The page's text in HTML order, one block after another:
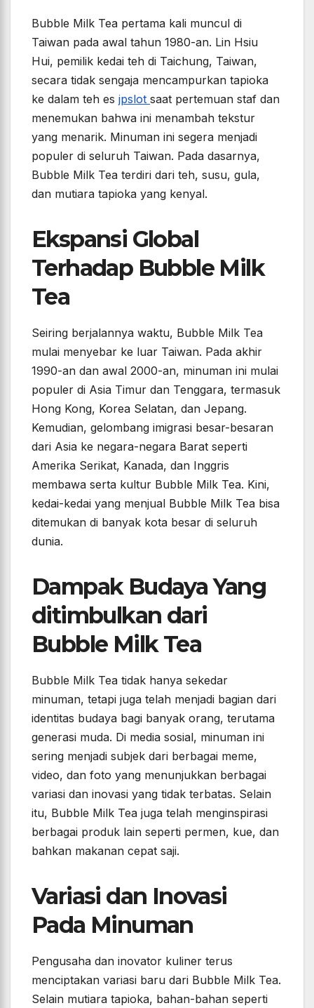
Bubble Milk Tea pertama kali muncul di
Taiwan pada awal tahun 1980-an. Lin Hsiu
Hui, pemilik kedai teh di Taichung, Taiwan,
secara tidak sengaja mencampurkan tapioka
ke dalam teh es jpslot saat pertemuan staf dan
menemukan bahwa ini menambah tekstur
yang menarik. Minuman ini segera menjadi
populer di seluruh Taiwan. Pada dasarnya,
Bubble Milk Tea terdiri dari teh, susu, gula,
dan mutiara tapioka yang kenyal.
Ekspansi Global
Terhadap Bubble Milk
Tea
Seiring berjalannya waktu, Bubble Milk Tea
mulai menyebar ke luar Taiwan. Pada akhir
1990-an dan awal 2000-an, minuman ini mulai
populer di Asia Timur dan Tenggara, termasuk
Hong Kong, Korea Selatan, dan Jepang.
Kemudian, gelombang imigrasi besar-besaran
dari Asia ke negara-negara Barat seperti
Amerika Serikat, Kanada, dan Inggris
membawa serta kultur Bubble Milk Tea. Kini,
kedai-kedai yang menjual Bubble Milk Tea bisa
ditemukan di banyak kota besar di seluruh
dunia.
Dampak Budaya Yang
ditimbulkan dari
Bubble Milk Tea
Bubble Milk Tea tidak hanya sekedar
minuman, tetapi juga telah menjadi bagian dari
identitas budaya bagi banyak orang, terutama
generasi muda. Di media sosial, minuman ini
sering menjadi subjek dari berbagai meme,
video, dan foto yang menunjukkan berbagai
variasi dan inovasi yang tidak terbatas. Selain
itu, Bubble Milk Tea juga telah menginspirasi
berbagai produk lain seperti permen, kue, dan
bahkan makanan cepat saji.
Variasi dan Inovasi
Pada Minuman
Pengusaha dan inovator kuliner terus
menciptakan variasi baru dari Bubble Milk Tea.
Selain mutiara tapioka, bahan-bahan seperti